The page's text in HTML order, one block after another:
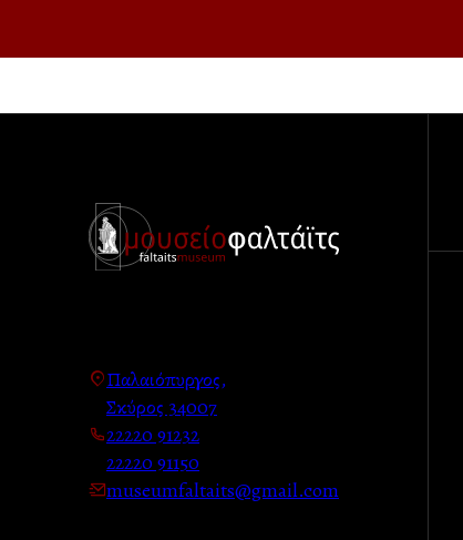
Παλαιόπυργος,
Σκύρος 34007
22220 91232
22220 91150
museumfaltaits@gmail.com